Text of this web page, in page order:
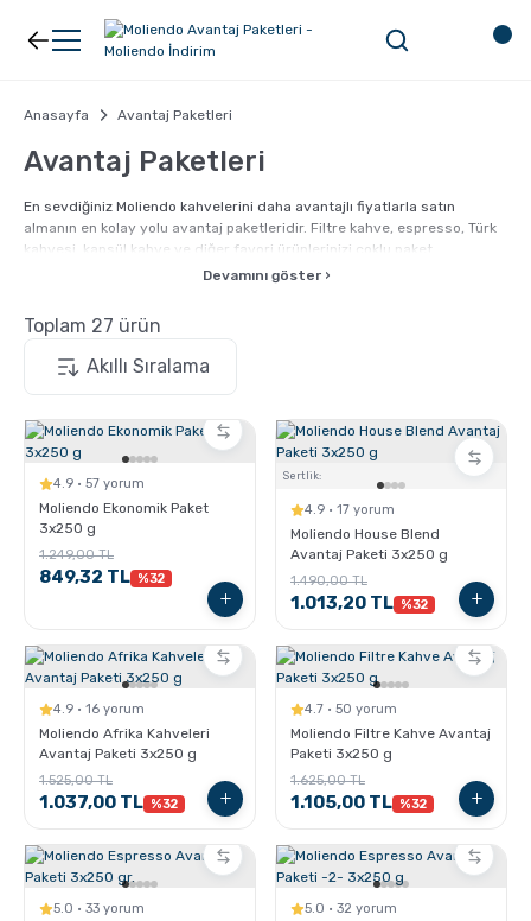
Geri Dön
Kahve
Organik Kahve
Nespresso Uyumlu Kapsül Kahve
Pratik Filtre Kahve
Kafeinsiz Kahveler
Çözünebilir Kahve
Hindiba Kahvesi
Geri Dön
Ekipman
Pour Over
Chemex
Moka Pot
Soğuk Kahve Demleme Ekipmanları
Aeropress
Makine Temizleyiciler
Tartı ve Ölçüler
Anasayfa Avantaj Paketleri
Avantaj Paketleri
En sevdiğiniz Moliendo kahvelerini daha avantajlı fiyatlarla satın
almanın en kolay yolu avantaj paketleridir. Filtre kahve, espresso, Türk
kahvesi, kapsül kahve ve diğer favori ürünlerinizi çoklu paket
seçenekleriyle alabilirsiniz.
hazırlanır ve tek yönlü valfli ambalajlarda paketlenerek tazeliğini
fincanınıza kadar korur.
Devamını göster ›
Toplam 27 ürün
4.9 · 57 yorum
Moliendo Ekonomik Paket
3x250 g
1.249,00 TL
849,32 TL %32
Sertlik:
4.9 · 17 yorum
Moliendo House Blend
Avantaj Paketi 3x250 g
1.490,00 TL
1.013,20 TL %32
4.9 · 16 yorum
Moliendo Afrika Kahveleri
Avantaj Paketi 3x250 g
1.525,00 TL
1.037,00 TL %32
4.7 · 50 yorum
Moliendo Filtre Kahve Avantaj
Paketi 3x250 g
1.625,00 TL
1.105,00 TL %32
5.0 · 33 yorum 5.0 · 32 yorum